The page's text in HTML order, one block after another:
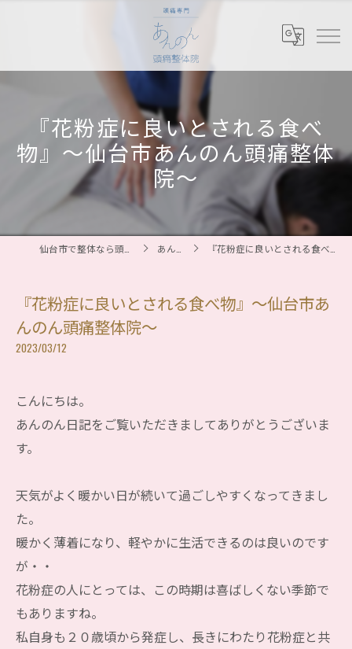
『花粉症に良いとされる食べ
物』〜仙台市あんのん頭痛整体
院〜
あんのん日記 『花粉症に良いとされる食べ物』〜仙台市あんのん頭痛整体院〜
『花粉症に良いとされる食べ物』〜仙台市あ
んのん頭痛整体院〜
2023/03/12
こんにちは。
あんのん日記をご覧いただきましてありがとうございま
す。
天気がよく暖かい日が続いて過ごしやすくなってきまし
た。
暖かく薄着になり、軽やかに生活できるのは良いのです
が・・
花粉症の人にとっては、この時期は喜ばしくない季節で
もありますね。
私自身も２０歳頃から発症し、長きにわたり花粉症と共